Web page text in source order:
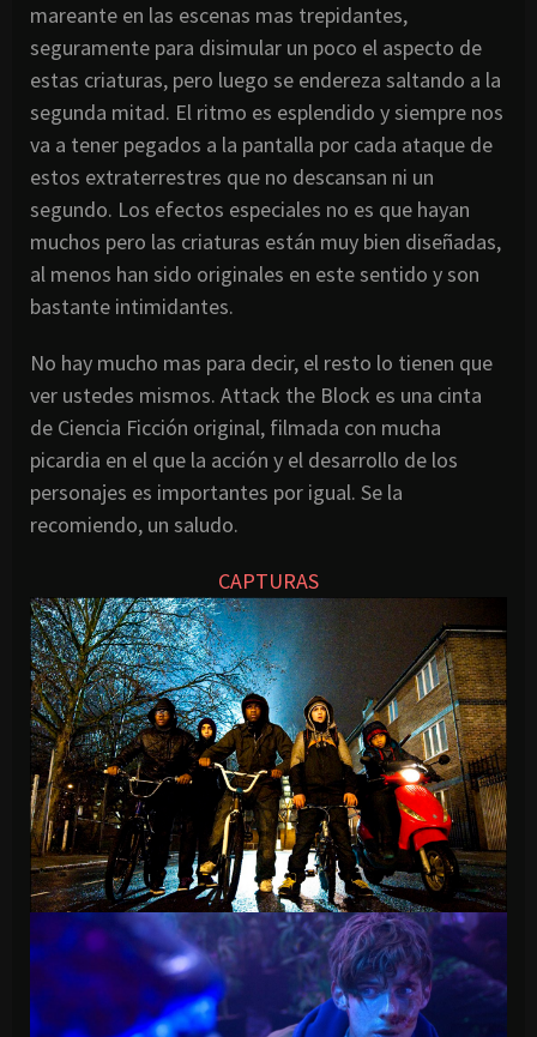
mareante en las escenas mas trepidantes,
seguramente para disimular un poco el aspecto de
estas criaturas, pero luego se endereza saltando a la
segunda mitad. El ritmo es esplendido y siempre nos
va a tener pegados a la pantalla por cada ataque de
estos extraterrestres que no descansan ni un
segundo. Los efectos especiales no es que hayan
muchos pero las criaturas están muy bien diseñadas,
al menos han sido originales en este sentido y son
bastante intimidantes.
No hay mucho mas para decir, el resto lo tienen que
ver ustedes mismos. Attack the Block es una cinta
de Ciencia Ficción original, filmada con mucha
picardia en el que la acción y el desarrollo de los
personajes es importantes por igual. Se la
recomiendo, un saludo.
CAPTURAS